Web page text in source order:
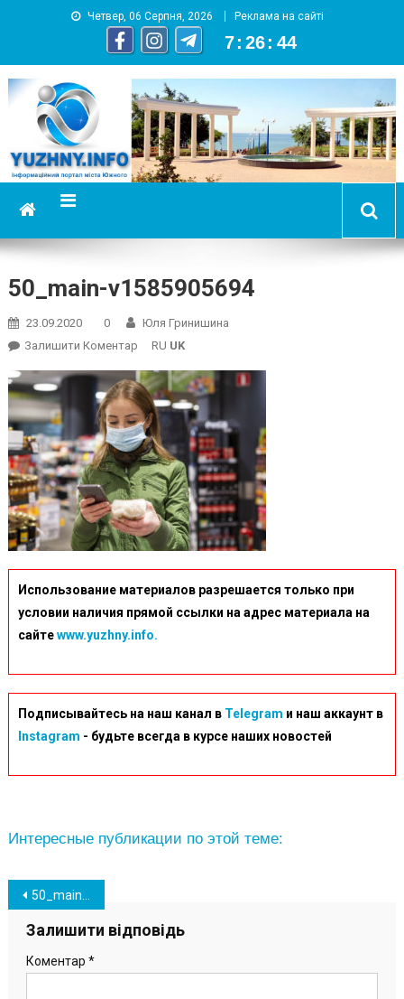
Четвер, 06 Серпня, 2026 Реклама на сайті
7 : 26 : 45
YUZHNY.INFO
информационный портал города Южный
50_main-v1585905694
23.09.2020 0
Юля Гринишина
Залишити КоментарOn
V1585905694
RU UK
Использование материалов разрешается только при
условии наличия прямой ссылки на адрес материала на
сайтеwww.yuzhny.info.
Подписывайтесь на наш канал в Telegram и наш аккаунт в
Instagram - будьте всегда в курсе наших новостей
Интересные публикации по этой теме:
Навігація
записів
50_main-v1585905694
Залишити відповідь
Коментар *